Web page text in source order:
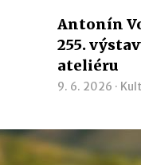
Antonín
255.
ateliéru
9. 6. 2026 ·